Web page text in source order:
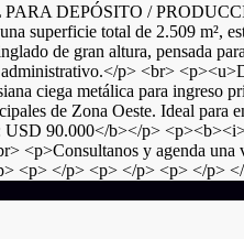
DEPÓSITO /
superficie total de 2.509 m²,
de gran altura, pensada
administrativo.</p> <br>
ciega metálica para ingreso
de Zona Oeste. Ideal para
USD 90.000</b></p>
y agenda una
<p> </p> <p> </p> <p> </p>